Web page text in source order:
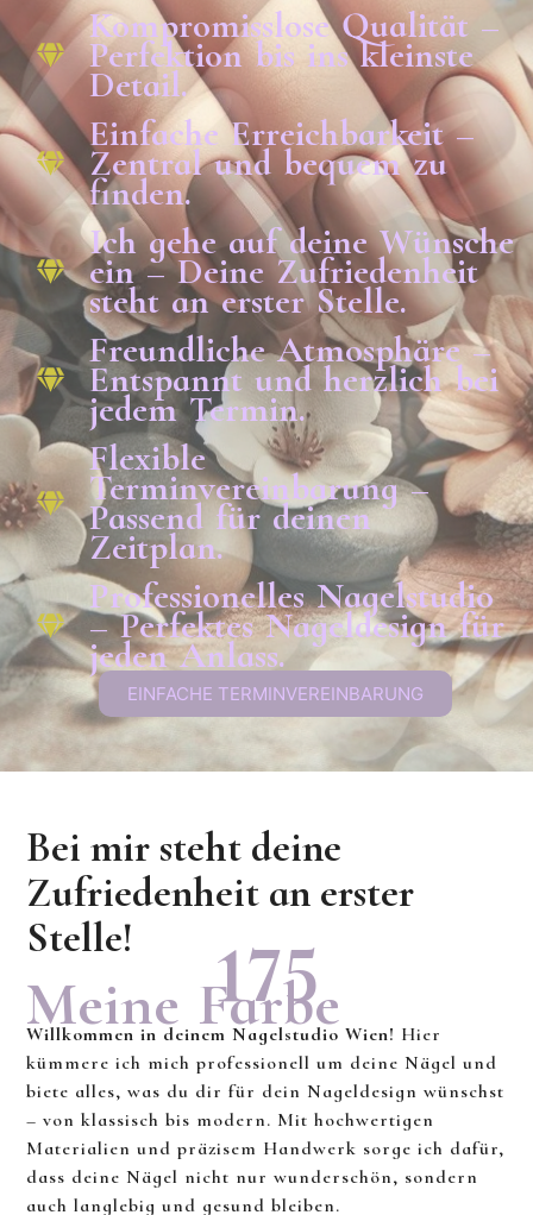
Kompromisslose Qualität –
Perfektion bis ins kleinste
Detail.
Einfache Erreichbarkeit –
Zentral und bequem zu
finden.
Ich gehe auf deine Wünsche
ein – Deine Zufriedenheit
steht an erster Stelle.
Freundliche Atmosphäre –
Entspannt und herzlich bei
jedem Termin.
Flexible
Terminvereinbarung –
Passend für deinen
Zeitplan.
Professionelles Nagelstudio
– Perfektes Nageldesign für
jeden Anlass.
EINFACHE TERMINVEREINBARUNG
Bei mir steht deine
Zufriedenheit an erster
Stelle!
Meine Farbe
175
Willkommen in deinem Nagelstudio Wien! Hier
kümmere ich mich professionell um deine Nägel und
biete alles, was du dir für dein Nageldesign wünschst
– von klassisch bis modern. Mit hochwertigen
Materialien und präzisem Handwerk sorge ich dafür,
dass deine Nägel nicht nur wunderschön, sondern
auch langlebig und gesund bleiben.